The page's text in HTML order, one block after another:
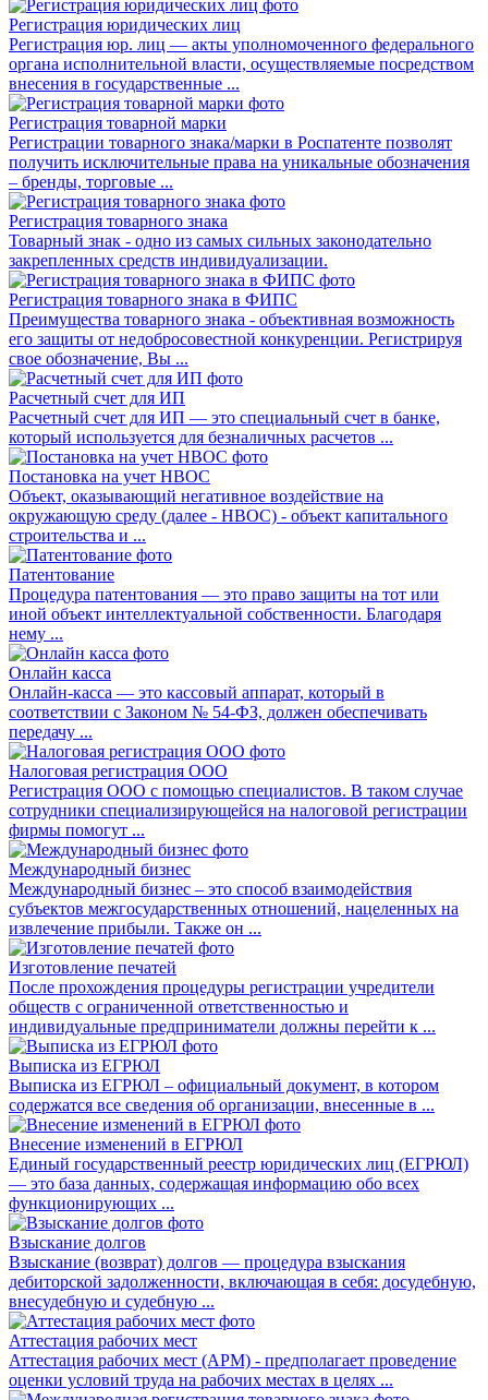
Регистрация юридических лиц
Регистрация юр. лиц — акты уполномоченного федерального
органа исполнительной власти, осуществляемые посредством
внесения в государственные ...
Регистрация товарной марки
Регистрации товарного знака/марки в Роспатенте позволят
получить исключительные права на уникальные обозначения
– бренды, торговые ...
Регистрация товарного знака
Товарный знак - одно из самых сильных законодательно
закрепленных средств индивидуализации.
Регистрация товарного знака в ФИПС
Преимущества товарного знака - объективная возможность
его защиты от недобросовестной конкуренции. Регистрируя
свое обозначение, Вы ...
Расчетный счет для ИП
Расчетный счет для ИП — это специальный счет в банке,
который используется для безналичных расчетов ...
Постановка на учет НВОС
Объект, оказывающий негативное воздействие на
окружающую среду (далее - НВОС) - объект капитального
строительства и ...
Патентование
Процедура патентования — это право защиты на тот или
иной объект интеллектуальной собственности. Благодаря
нему ...
Онлайн касса
Онлайн-касса — это кассовый аппарат, который в
соответствии с Законом № 54-ФЗ, должен обеспечивать
передачу ...
Налоговая регистрация ООО
Регистрация ООО с помощью специалистов. В таком случае
сотрудники специализирующейся на налоговой регистрации
фирмы помогут ...
Международный бизнес
Международный бизнес – это способ взаимодействия
субъектов межгосударственных отношений, нацеленных на
извлечение прибыли. Также он ...
Изготовление печатей
После прохождения процедуры регистрации учредители
обществ с ограниченной ответственностью и
индивидуальные предприниматели должны перейти к ...
Выписка из ЕГРЮЛ
Выписка из ЕГРЮЛ – официальный документ, в котором
содержатся все сведения об организации, внесенные в ...
Внесение изменений в ЕГРЮЛ
Единый государственный реестр юридических лиц (ЕГРЮЛ)
— это база данных, содержащая информацию обо всех
функционирующих ...
Взыскание долгов
Взыскание (возврат) долгов — процедура взыскания
дебиторской задолженности, включающая в себя: досудебную,
внесудебную и судебную ...
Аттестация рабочих мест
Аттестация рабочих мест (АРМ) - предполагает проведение
оценки условий труда на рабочих местах в целях ...